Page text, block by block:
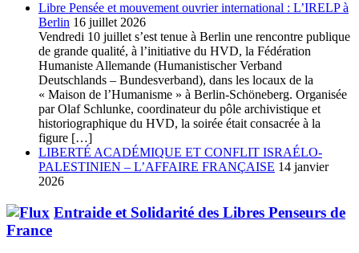
Libre Pensée et mouvement ouvrier international : L’IRELP à
Berlin 16 juillet 2026
Vendredi 10 juillet s’est tenue à Berlin une rencontre publique
de grande qualité, à l’initiative du HVD, la Fédération
Humaniste Allemande (Humanistischer Verband
Deutschlands – Bundesverband), dans les locaux de la
« Maison de l’Humanisme » à Berlin-Schöneberg. Organisée
par Olaf Schlunke, coordinateur du pôle archivistique et
historiographique du HVD, la soirée était consacrée à la
figure […]
LIBERTÉ ACADÉMIQUE ET CONFLIT ISRAÉLO-
PALESTINIEN – L’AFFAIRE FRANÇAISE 14 janvier
2026
Entraide et Solidarité des Libres Penseurs de
France